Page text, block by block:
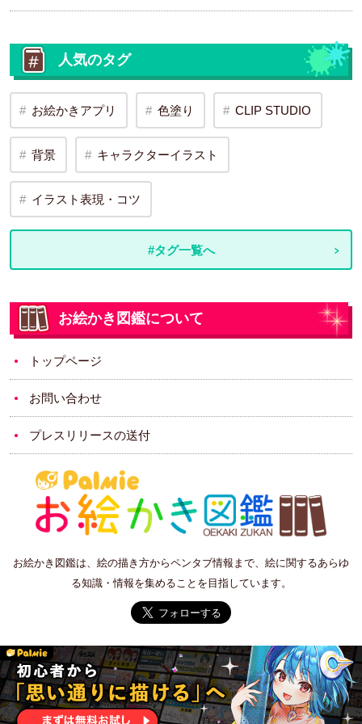
人気のタグ
お絵かきアプリ 色塗り CLIP STUDIO
背景 キャラクターイラスト
イラスト表現・コツ
#タグ一覧へ
お絵かき図鑑について
トップページ
お問い合わせ
プレスリリースの送付
お絵かき図鑑は、絵の描き方からペンタブ情報まで、絵に関するあらゆ
る知識・情報を集めることを目指しています。